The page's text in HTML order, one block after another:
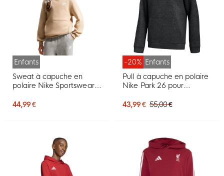
Enfants
Sweat à capuche en
polaire Nike Sportswear
et blanc
44,99 €
-20% Enfants
Pull à capuche en polaire
Nike Park 26 pour
43,99 € 55,00 €